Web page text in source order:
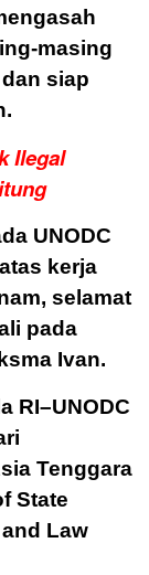
masing
siap
Ilegal
UNODC
kerja
selamat
pada
Ivan.
RI–UNODC
Tenggara
State
Law